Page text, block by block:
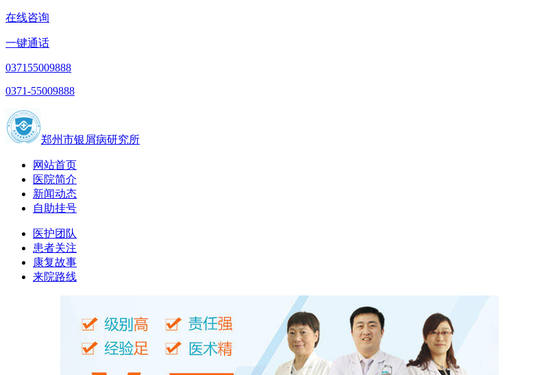
在线咨询
一键通话
037155009888
0371-55009888
郑州市银屑病研究所
网站首页
医院简介
新闻动态
自助挂号
医护团队
患者关注
康复故事
来院路线